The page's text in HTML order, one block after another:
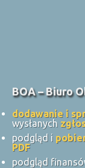
BOA – Biuro
dodawanie i
wysłanych
podgląd i
PDF
podgląd